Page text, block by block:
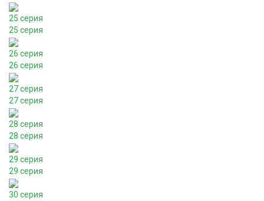
25 серия
25 серия
26 серия
26 серия
27 серия
27 серия
28 серия
28 серия
29 серия
29 серия
30 серия